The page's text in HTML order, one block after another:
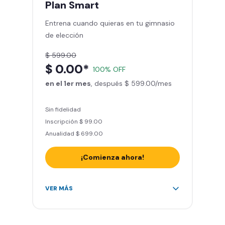
Sillones de masaje
Smart Fit App - Tu plan de
entrenamiento personalizado
Smart Fit GO (entrenamientos en
línea) en la app
Acceso a todas las áreas de peso
Plan Smart
Entrena cuando quieras en tu gimnasio
de elección
$ 599.00
$ 0.00* 100% OFF
en el 1er mes , después $ 599.00/mes
Sin fidelidad
Inscripción $ 99.00
Anualidad $ 699.00
¡Comienza ahora!
Acceso ilimitado a + 2.000
VER MÁS